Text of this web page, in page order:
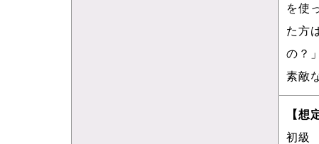
を使
た方
の？
素敵
【想
初級